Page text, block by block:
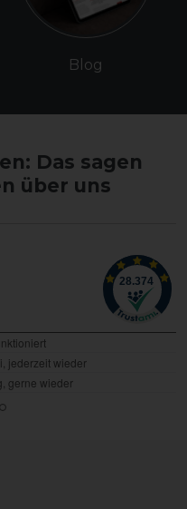
Blog
Das sagen
über uns